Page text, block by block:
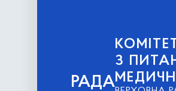
РАДА
З